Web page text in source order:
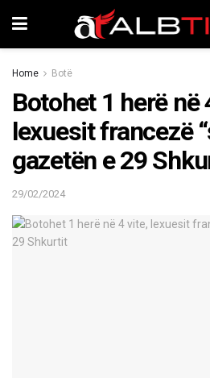
Home Botë
Botohet 1 herë në
lexuesit francezë
gazetën e 29
29/02/2024